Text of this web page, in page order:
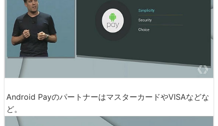
Android PayのパートナーはマスターカードやVISAなどな
ど。